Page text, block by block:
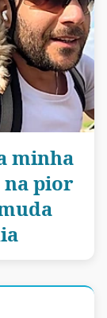
minha
na pior